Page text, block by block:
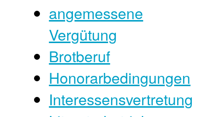
angemessene
Vergütung
Brotberuf
Honorarbedingungen
Interessensvertretung